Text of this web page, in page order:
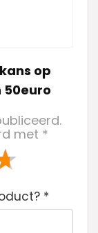
op
50euro
met *
*